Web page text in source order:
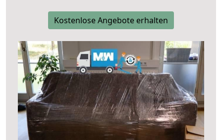
Kostenlose Angebote erhalten